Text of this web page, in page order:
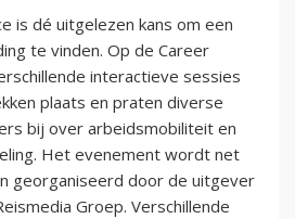
is dé uitgelezen kans om een
te vinden. Op de Career
interactieve sessies
plaats en praten diverse
bij over arbeidsmobiliteit en
Het evenement wordt net
georganiseerd door de uitgever
Groep. Verschillende